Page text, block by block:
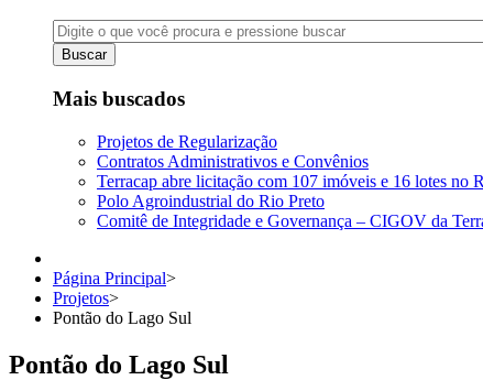
Buscar
Mais buscados
Projetos de Regularização
Contratos Administrativos e Convênios
Terracap abre licitação com 107 imóveis e 16 lotes no
Polo Agroindustrial do Rio Preto
Comitê de Integridade e Governança – CIGOV da
Página Principal>
Projetos>
Pontão do Lago Sul
Pontão do Lago Sul